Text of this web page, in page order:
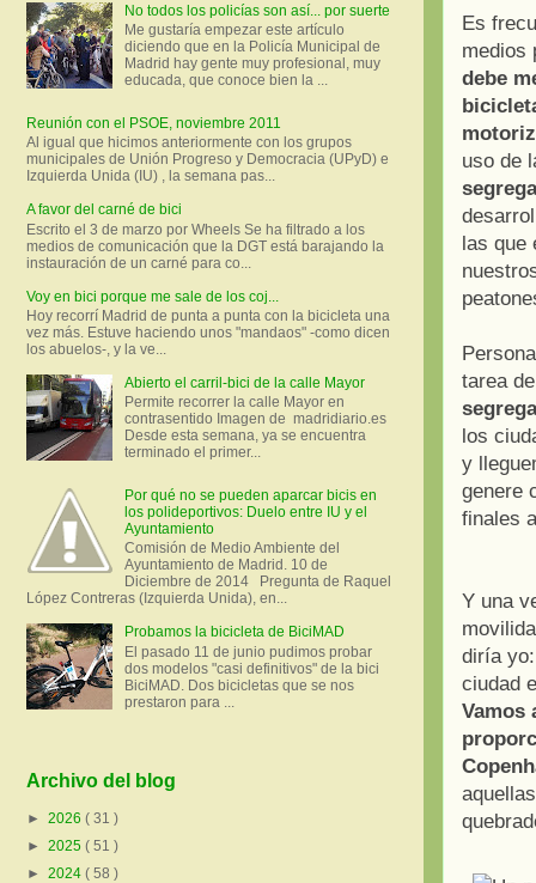
Es
medios
debe
uso de
las que
tarea
los
y
genere
finales
Y una
diría
ciudad
Vamos
No todos los policías son así... por suerte
Me gustaría empezar este artículo
diciendo que en la Policía Municipal de
Madrid hay gente muy profesional, muy
educada, que conoce bien la ...
Reunión con el PSOE, noviembre 2011
Al igual que hicimos anteriormente con los grupos
municipales de Unión Progreso y Democracia (UPyD) e
Izquierda Unida (IU) , la semana pas...
A favor del carné de bici
Escrito el 3 de marzo por Wheels Se ha filtrado a los
medios de comunicación que la DGT está barajando la
instauración de un carné para co...
Voy en bici porque me sale de los coj...
Hoy recorrí Madrid de punta a punta con la bicicleta una
vez más. Estuve haciendo unos "mandaos" -como dicen
los abuelos-, y la ve...
Abierto el carril-bici de la calle Mayor
Permite recorrer la calle Mayor en
contrasentido Imagen de madridiario.es
Desde esta semana, ya se encuentra
terminado el primer...
Por qué no se pueden aparcar bicis en
los polideportivos: Duelo entre IU y el
Ayuntamiento
Comisión de Medio Ambiente del
Ayuntamiento de Madrid. 10 de
Diciembre de 2014 Pregunta de Raquel
López Contreras (Izquierda Unida), en...
Probamos la bicicleta de BiciMAD
El pasado 11 de junio pudimos probar
dos modelos "casi definitivos" de la bici
BiciMAD. Dos bicicletas que se nos
prestaron para ...
Archivo del blog
► 2026 ( 31 )
► 2025 ( 51 )
► 2024 ( 58 )